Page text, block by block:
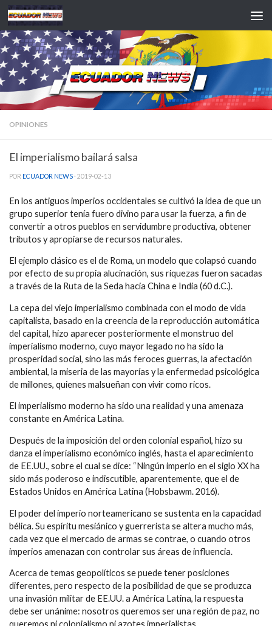
Saltar al contenido
OPINIONES
El imperialismo bailará salsa
POR ECUADOR NEWS · 2019-02-13
En los antiguos imperios occidentales se cultivó la idea de que un
grupo superior tenía fuero divino para usar la fuerza, a fin de
convertir a otros pueblos en servidumbre productiva, obtener
tributos y apropiarse de recursos naturales.
El ejemplo clásico es el de Roma, un modelo que colapsó cuando
por efecto de su propia alucinación, sus riquezas fueron sacadas
a través de la Ruta de la Seda hacia China e India (60 d.C.).
La cepa del viejo imperialismo combinada con el modo de vida
capitalista, basado en la creencia de la reproducción automática
del capital, hizo aparecer posteriormente el monstruo del
imperialismo moderno, cuyo mayor legado no ha sido la
prosperidad social, sino las más feroces guerras, la afectación
ambiental, la miseria de las mayorías y la enfermedad psicológica
de millones, quienes malsueñan con vivir como ricos.
El imperialismo moderno ha sido una realidad y una amenaza
constante en América Latina.
Después de la imposición del orden colonial español, hizo su
danza el imperialismo económico inglés, hasta el aparecimiento
de EE.UU., sobre el cual se dice: “Ningún imperio en el siglo XX ha
sido más poderoso e indiscutible, aparentemente, que el de
Estados Unidos en América Latina (Hobsbawm. 2016).
El poder del imperio norteamericano se sustenta en la capacidad
bélica. Su espíritu mesiánico y guerrerista se altera mucho más,
cada vez que el mercado de armas se contrae, o cuando otros
imperios amenazan con controlar sus áreas de influencia.
Acerca de temas geopolíticos se puede tener posiciones
diferentes, pero respecto de la posibilidad de que se produzca
una invasión militar de EE.UU. a América Latina, la respuesta
debe ser unánime: nosotros queremos ser una región de paz, no